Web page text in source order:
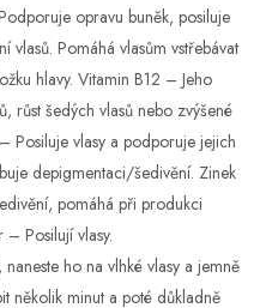
opravu buněk, posiluje
vlasů. Pomáhá vlasům vstřebávat
hlavy. Vitamin B12 – Jeho
růst šedých vlasů nebo zvýšené
Posiluje vlasy a podporuje jejich
depigmentaci/šedivění. Zinek
pomáhá při produkci
– Posilují vlasy.
ho na vlhké vlasy a jemně
několik minut a poté důkladně